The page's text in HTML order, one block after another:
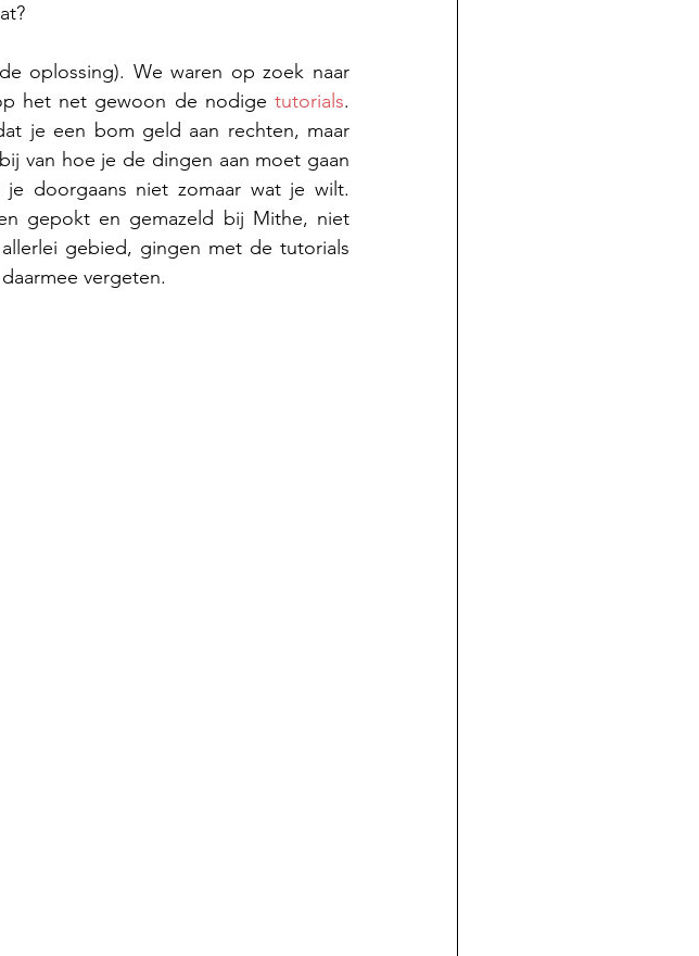
oplossing). We waren op zoek naar
het net gewoon de nodige tutorials.
je een bom geld aan rechten, maar
van hoe je de dingen aan moet gaan
doorgaans niet zomaar wat je wilt.
gepokt en gemazeld bij Mithe, niet
gebied, gingen met de tutorials
vergeten.